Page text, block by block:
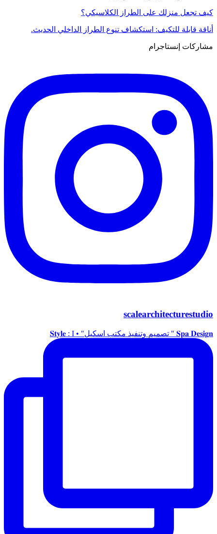
كيف تجعل منزلك على الطراز الكلاسيكي؟
أناقة قابلة للتكيف: استكشاف تنوع الطراز الداخلي الحديث.
مشاركات إنستاجرام
scalearchitecturestudio
𝐒𝐩𝐚 𝐃𝐞𝐬𝐢𝐠𝐧 " تصميم وتنفيذ مكتب اسكيل" • 𝐒𝐭𝐲𝐥𝐞 : I